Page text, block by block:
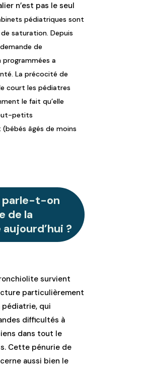
n’est pas le seul
pédiatriques sont
saturation. Depuis
de
a
La précocité de
court les pédiatres
le fait qu’elle
petits
(bébés âgés de moins
parle-t-on
de la
?
survient
particulièrement
qui
difficultés à
dans tout le
Cette pénurie de
aussi bien le